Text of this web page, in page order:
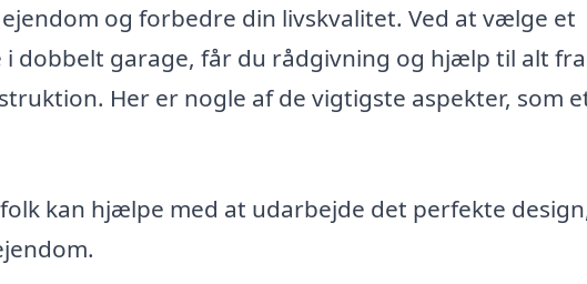
og forbedre din livskvalitet. Ved at vælge et
dobbelt garage, får du rådgivning og hjælp til alt fra
Her er nogle af de vigtigste aspekter, som
kan hjælpe med at udarbejde det perfekte